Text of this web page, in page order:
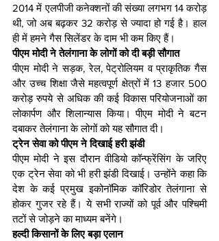
2014 में एलपीजी कनेक्शनों की संख्या लगभग 14 करोड़
थी, जो अब बढ़कर 32 करोड़ से ज्यादा हो गई है। हाल
ही में हमने गैस सिलेंडर के दाम भी कम किए हैं।
पीएम मोदी ने तेलंगाना के लोगों को दी बड़ी सौगात
पीएम मोदी ने सड़क, रेल, पेट्रोलियम व प्राकृतिक गैस
और उच्च शिक्षा जैसे महत्वपूर्ण क्षेत्रों में 13 हजार 500
करोड़ रुपये से अधिक की कई विकास परियोजनाओं का
लोकार्पण और शिलान्यास किया। पीएम मोदी ने बटन
दबाकर तेलंगाना के लोगों को यह सौगात दी।
ट्रेन सेवा को पीएम ने दिखाई हरी झंडी
पीएम मोदी ने इस दौरान वीडियो कॉन्फ्रेंसिंग के जरिए
एक ट्रेन सेवा को भी हरी झंडी दिखाई। उन्होंने कहा कि
देश के कई प्रमुख इकोनॉमिक कॉरिडोर तेलंगाना से
होकर गुजर रहे हैं। ये सभी राज्यों को पूर्व और पश्चिमी
तटों से जोड़ने का माध्यम बनेंगे।
हल्दी किसानों के लिए बड़ा एलान